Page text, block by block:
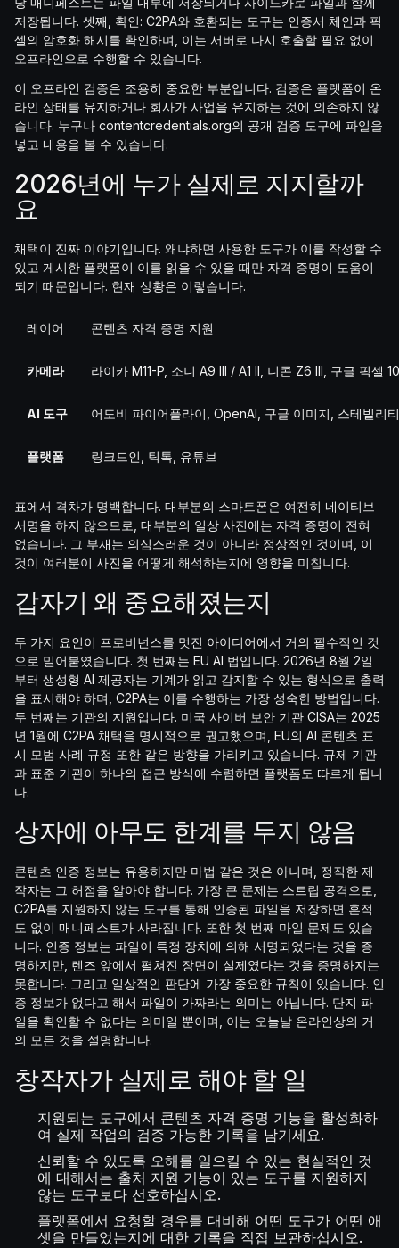
저장됩니다. 셋째, 확인: C2PA와 호환되는 도구는 인증서 체인과 픽
셀의 암호화 해시를 확인하며, 이는 서버로 다시 호출할 필요 없이
오프라인으로 수행할 수 있습니다.
이 오프라인 검증은 조용히 중요한 부분입니다. 검증은 플랫폼이 온
라인 상태를 유지하거나 회사가 사업을 유지하는 것에 의존하지 않
습니다. 누구나 contentcredentials.org의 공개 검증 도구에 파일을
넣고 내용을 볼 수 있습니다.
2026년에 누가 실제로 지지할까
요
채택이 진짜 이야기입니다. 왜냐하면 사용한 도구가 이를 작성할 수
있고 게시한 플랫폼이 이를 읽을 수 있을 때만 자격 증명이 도움이
되기 때문입니다. 현재 상황은 이렇습니다.
레이어 콘텐츠 자격 증명 지원
카메라 라이카 M11-P, 소니 A9 III / A1 II, 니콘 Z6 III, 구글 픽셀 10
AI 도구 어도비 파이어플라이, OpenAI, 구글 이미지, 스테빌리
플랫폼 링크드인, 틱톡, 유튜브
표에서 격차가 명백합니다. 대부분의 스마트폰은 여전히 네이티브
서명을 하지 않으므로, 대부분의 일상 사진에는 자격 증명이 전혀
없습니다. 그 부재는 의심스러운 것이 아니라 정상적인 것이며, 이
것이 여러분이 사진을 어떻게 해석하는지에 영향을 미칩니다.
갑자기 왜 중요해졌는지
두 가지 요인이 프로비넌스를 멋진 아이디어에서 거의 필수적인 것
으로 밀어붙였습니다. 첫 번째는 EU AI 법입니다. 2026년 8월 2일
부터 생성형 AI 제공자는 기계가 읽고 감지할 수 있는 형식으로 출력
을 표시해야 하며, C2PA는 이를 수행하는 가장 성숙한 방법입니다.
두 번째는 기관의 지원입니다. 미국 사이버 보안 기관 CISA는 2025
년 1월에 C2PA 채택을 명시적으로 권고했으며, EU의 AI 콘텐츠 표
시 모범 사례 규정 또한 같은 방향을 가리키고 있습니다. 규제 기관
과 표준 기관이 하나의 접근 방식에 수렴하면 플랫폼도 따르게 됩니
다.
상자에 아무도 한계를 두지 않음
콘텐츠 인증 정보는 유용하지만 마법 같은 것은 아니며, 정직한 제
작자는 그 허점을 알아야 합니다. 가장 큰 문제는 스트립 공격으로,
C2PA를 지원하지 않는 도구를 통해 인증된 파일을 저장하면 흔적
도 없이 매니페스트가 사라집니다. 또한 첫 번째 마일 문제도 있습
니다. 인증 정보는 파일이 특정 장치에 의해 서명되었다는 것을 증
명하지만, 렌즈 앞에서 펼쳐진 장면이 실제였다는 것을 증명하지는
못합니다. 그리고 일상적인 판단에 가장 중요한 규칙이 있습니다. 인
증 정보가 없다고 해서 파일이 가짜라는 의미는 아닙니다. 단지 파
일을 확인할 수 없다는 의미일 뿐이며, 이는 오늘날 온라인상의 거
의 모든 것을 설명합니다.
창작자가 실제로 해야 할 일
지원되는 도구에서 콘텐츠 자격 증명 기능을 활성화하
여 실제 작업의 검증 가능한 기록을 남기세요.
신뢰할 수 있도록 오해를 일으킬 수 있는 현실적인 것
에 대해서는 출처 지원 기능이 있는 도구를 지원하지
않는 도구보다 선호하십시오.
플랫폼에서 요청할 경우를 대비해 어떤 도구가 어떤 애
셋을 만들었는지에 대한 기록을 직접 보관하십시오.